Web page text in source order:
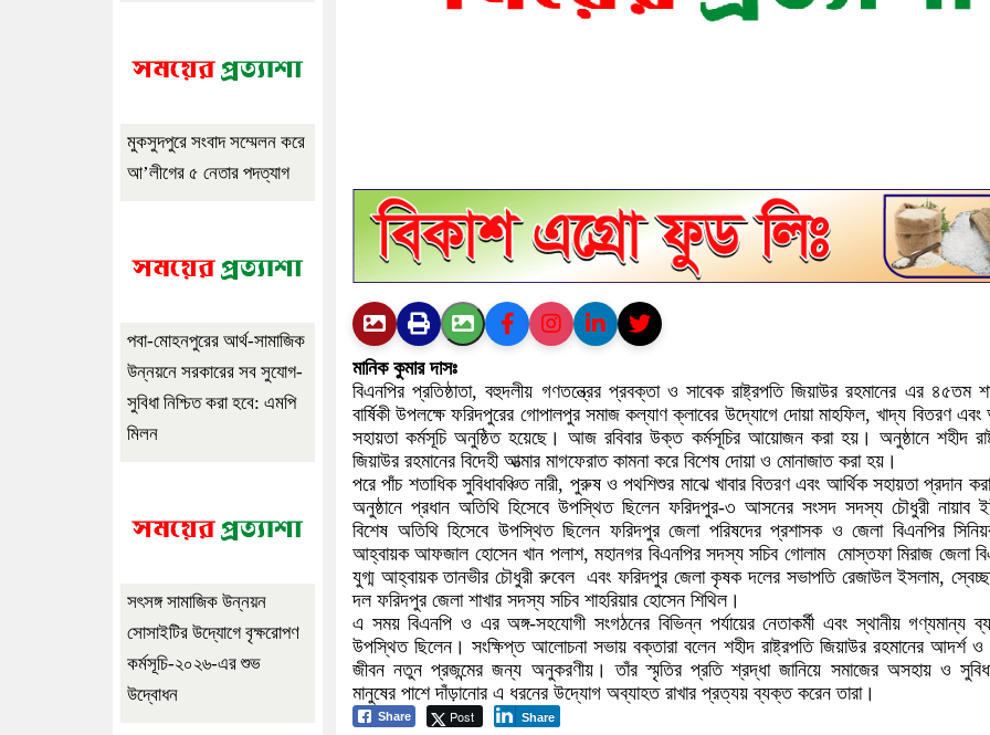
মানিক কুমার দাসঃ
বিএনপির প্রতিষ্ঠাতা, বহুদলীয় গণতন্ত্রের প্রবক্তা ও সাবেক রাষ্ট্রপতি জিয়াউর রহমানের ‌এর ৪৫তম
বার্ষিকী উপলক্ষে ফরিদপুরের গোপালপুর সমাজ কল্যাণ ক্লাবের উদ্যোগে দোয়া মাহফিল, খাদ্য বিতরণ এবং
সহায়তা কর্মসূচি অনুষ্ঠিত হয়েছে। আজ রবিবার উক্ত কর্মসূচির আয়োজন করা হয়। অনুষ্ঠানে শহীদ
জিয়াউর রহমানের বিদেহী আত্মার মাগফেরাত কামনা করে বিশেষ দোয়া ও মোনাজাত করা হয়।
পরে পাঁচ শতাধিক সুবিধাবঞ্চিত নারী, পুরুষ ও পথশিশুর মাঝে খাবার বিতরণ এবং আর্থিক সহায়তা প্রদান
অনুষ্ঠানে প্রধান অতিথি হিসেবে উপস্থিত ছিলেন ফরিদপুর-৩ আসনের সংসদ সদস্য চৌধুরী নায়াব
বিশেষ অতিথি হিসেবে উপস্থিত ছিলেন ফরিদপুর জেলা পরিষদের প্রশাসক ও জেলা বিএনপির
আহ্বায়ক আফজাল হোসেন খান পলাশ, মহানগর বিএনপির সদস্য সচিব গোলাম ‌ মোস্তফা মিরাজ ‌জেলা
যুগ্ম আহ্বায়ক তানভীর‌ চৌধুরী ‌রুবেল ‌ এবং ফরিদপুর জেলা কৃষক দলের সভাপতি রেজাউল ইসলাম,
দল ফরিদপুর জেলা শাখার সদস্য সচিব শাহরিয়ার হোসেন শিথিল।
এ সময় বিএনপি ও এর অঙ্গ-সহযোগী সংগঠনের বিভিন্ন পর্যায়ের নেতাকর্মী এবং স্থানীয় গণ্যমান্য
উপস্থিত ছিলেন। সংক্ষিপ্ত আলোচনা সভায় বক্তারা বলেন ‌শহীদ রাষ্ট্রপতি জিয়াউর রহমানের আদর্শ ও
জীবন নতুন প্রজন্মের জন্য অনুকরণীয়। তাঁর স্মৃতির প্রতি শ্রদ্ধা জানিয়ে সমাজের অসহায় ও
মানুষের পাশে দাঁড়ানোর এ ধরনের উদ্যোগ অব্যাহত রাখার প্রত্যয় ব্যক্ত করেন তারা।
Share Post Share
মুকসুদপুরে সংবাদ সম্মেলন করে
আ’লীগের ৫ নেতার পদত্যাগ
পবা-মোহনপুরের আর্থ-সামাজিক
উন্নয়নে সরকারের সব সুযোগ-
সুবিধা নিশ্চিত করা হবে: এমপি
মিলন
সৎসঙ্গ সামাজিক উন্নয়ন
সোসাইটির উদ্যোগে বৃক্ষরোপণ
কর্মসূচি-২০২৬-এর শুভ
উদ্বোধন